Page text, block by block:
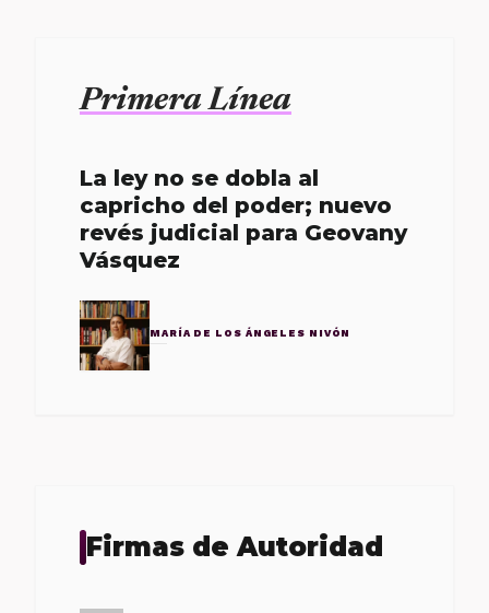
Primera Línea
La ley no se dobla al
capricho del poder; nuevo
revés judicial para Geovany
Vásquez
MARÍA DE LOS ÁNGELES NIVÓN
Firmas de Autoridad